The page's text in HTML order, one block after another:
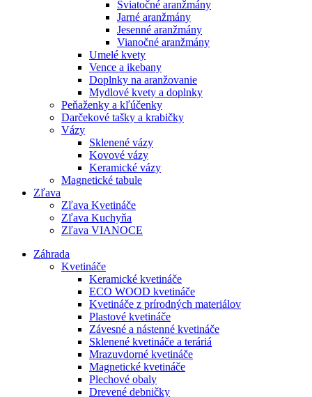
Sviatočné aranžmány
Jarné aranžmány
Jesenné aranžmány
Vianočné aranžmány
Umelé kvety
Vence a ikebany
Doplnky na aranžovanie
Mydlové kvety a doplnky
Peňaženky a kľúčenky
Darčekové tašky a krabičky
Vázy
Sklenené vázy
Kovové vázy
Keramické vázy
Magnetické tabule
Zľava
Zľava Kvetináče
Zľava Kuchyňa
Zľava VIANOCE
Záhrada
Kvetináče
Keramické kvetináče
ECO WOOD kvetináče
Kvetináče z prírodných materiálov
Plastové kvetináče
Závesné a nástenné kvetináče
Sklenené kvetináče a teráriá
Mrazuvdorné kvetináče
Magnetické kvetináče
Plechové obaly
Drevené debničky